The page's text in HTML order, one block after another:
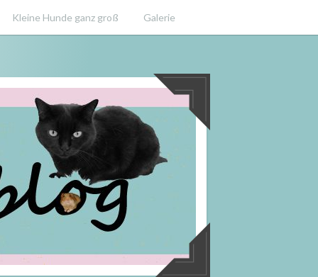
Kleine Hunde ganz groß Galerie